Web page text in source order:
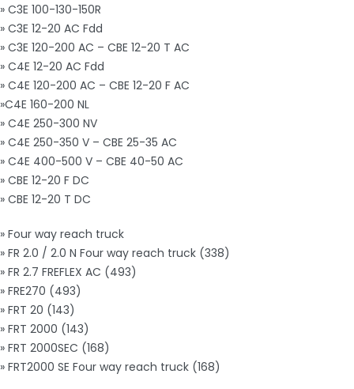
» C3E 100-130-150R
» C3E 12-20 AC Fdd
» C3E 120-200 AC – CBE 12-20 T AC
» C4E 12-20 AC Fdd
» C4E 120-200 AC – CBE 12-20 F AC
»C4E 160-200 NL
» C4E 250-300 NV
» C4E 250-350 V – CBE 25-35 AC
» C4E 400-500 V – CBE 40-50 AC
» CBE 12-20 F DC
» CBE 12-20 T DC
» Four way reach truck
» FR 2.0 / 2.0 N Four way reach truck (338)
» FR 2.7 FREFLEX AC (493)
» FRE270 (493)
» FRT 20 (143)
» FRT 2000 (143)
» FRT 2000SEC (168)
» FRT2000 SE Four way reach truck (168)